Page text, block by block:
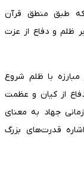
که طبق منطق قرآن
ظلم و دفاع از عزت
مبارزه با ظلم شروع
از کیان و عظمت
جهاد به معنای
قدرت‌های بزرگ